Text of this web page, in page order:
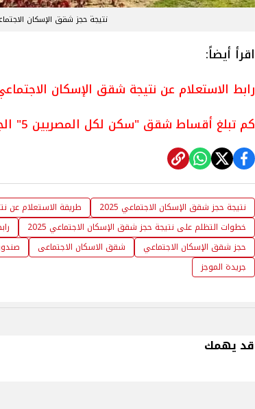
نتيجة حجز شقق الإسكان الاجتماعي
اقرأ أيضاً:
رابط الاستعلام عن نتيجة شقق الإسكان
كم تبلغ أقساط شقق "سكن لكل المصريين 5" الجاهزة للتسليم؟ إليك التفاصيل
نتيجة حجز شقق الإسكان الاجتماعي 2025
طريقة الاستعلام عن
خطوات التظلم على نتيجة حجز شقق الإسكان الاجتماعي 2025
حجز شقق الإسكان الاجتماعي
شقق الاسكان الاجتماعى
جريدة الموجز
قد يهمك